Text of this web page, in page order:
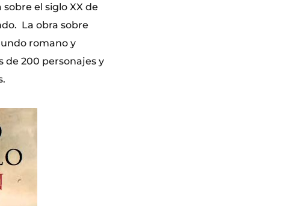
el siglo XX de
La obra sobre
romano y
de 200 personajes y